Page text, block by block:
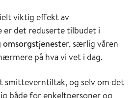
viktig effekt av
er det reduserte tilbudet i
omsorgstjenester, særlig våren
på hva vi vet i dag.
smitteverntiltak, og selv om det
både for enkeltpersoner og